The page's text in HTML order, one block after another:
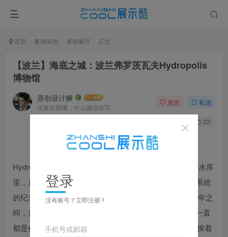
首页 案例实拍 展馆展厅 正文
【波兰】海底之城：波兰弗罗茨瓦夫Hydropolis
博物馆
原创设计狮
这家伙很懒，什么都没有写...
关注 私信
23
Hydropolis是一座关于“水”的博物馆，它建在一个地下清水库
里，属于弗罗茨瓦夫自来水和污水处理公司，成为供水系统
的纪念性建筑之一。这个清水库最初建于1890年和1893年之
间，是“Na Grobli”供水系统其中的一部分，1904年之前一直
都是作为一个过滤系统。到了1924年，一个抽水泵又紧挨着
登录
没有账号？立即注册
手机号或邮箱